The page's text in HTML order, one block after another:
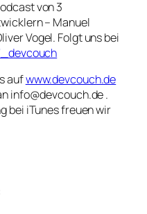
von 3
– Manuel
Vogel. Folgt uns bei
aufwww.devcouch.de
info@devcouch.de .
bei iTunes freuen wir